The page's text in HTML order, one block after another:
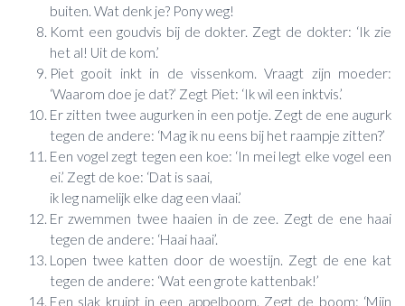
buiten. Wat denk je? Pony weg!
Komt een goudvis bij de dokter. Zegt de dokter: ‘Ik zie
het al! Uit de kom.’
Piet gooit inkt in de vissenkom. Vraagt zijn moeder:
‘Waarom doe je dat?’ Zegt Piet: ‘Ik wil een inktvis.’
Er zitten twee augurken in een potje. Zegt de ene augurk
tegen de andere: ‘Mag ik nu eens bij het raampje zitten?’
Een vogel zegt tegen een koe: ‘In mei legt elke vogel een
ei.’ Zegt de koe: ‘Dat is saai,
ik leg namelijk elke dag een vlaai.’
Er zwemmen twee haaien in de zee. Zegt de ene haai
tegen de andere: ‘Haai haai’.
Lopen twee katten door de woestijn. Zegt de ene kat
tegen de andere: ‘Wat een grote kattenbak!’
Een slak kruipt in een appelboom. Zegt de boom: ‘Mijn